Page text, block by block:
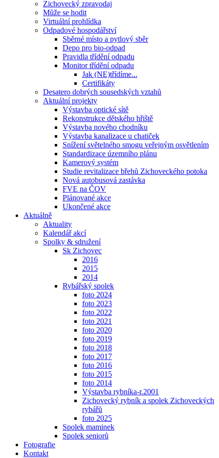
Zichovecký zpravodaj
Může se hodit
Virtuální prohlídka
Odpadové hospodářství
Sběrné místo a pytlový sběr
Depo pro bio-odpad
Pravidla třídění odpadu
Monitor třídění odpadu
Jak (NE)třídíme...
Certifikáty
Desatero dobrých sousedských vztahů
Aktuální projekty
Výstavba optické sítě
Rekonstrukce dětského hřiště
Výstavba nového chodníku
Výstavba kanalizace u chatiček
Snížení světelného smogu veřejným osvětlením
Standardizace územního plánu
Kamerový systém
Studie revitalizace břehů Zichoveckého potoka
Nová autobusová zastávka
FVE na ČOV
Plánované akce
Ukončené akce
Aktuálně
Aktuality
Kalendář akcí
Spolky & sdružení
Sk Zichovec
2016
2015
2014
Rybářský spolek
foto 2024
foto 2023
foto 2022
foto 2021
foto 2020
foto 2019
foto 2018
foto 2017
foto 2016
foto 2015
foto 2014
Výstavba rybníka-r.2001
Zichovecký rybník a spolek Zichoveckých
rybářů
foto 2025
Spolek maminek
Spolek seniorů
Fotografie
Kontakt